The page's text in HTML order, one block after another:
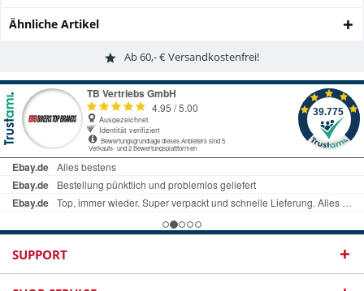
Ähnliche Artikel
Ab 60,- € Versandkostenfrei!
SUPPORT